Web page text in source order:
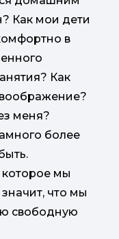
Как мои дети
в
Как
меня?
более
мы
что мы
свободную